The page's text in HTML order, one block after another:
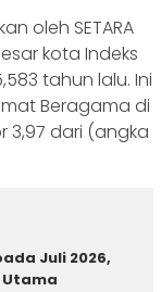
oleh SETARA
kota Indeks
tahun lalu. Ini
Beragama di
3,97 dari (angka
Juli 2026,
Utama